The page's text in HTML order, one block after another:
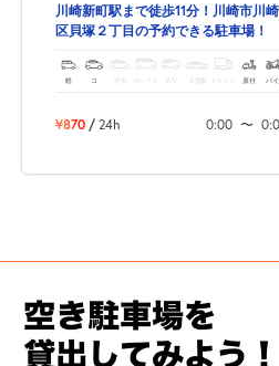
川崎新町駅まで徒歩11分！川崎市川崎
区貝塚２丁目の予約できる駐車場！
軽 コ 中型 ボックス SUV 大型車 トラック 原付 バイ
¥870 / 24h 0:00 〜